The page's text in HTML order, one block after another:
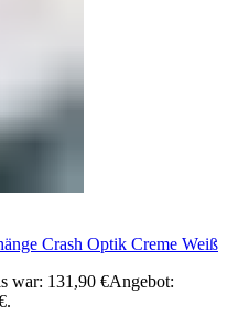
Crash Optik Creme Weiß
war: 131,90 €Angebot: